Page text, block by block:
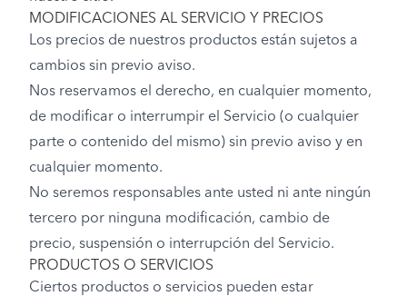
MODIFICACIONES AL SERVICIO Y PRECIOS
Los precios de nuestros productos están sujetos a
cambios sin previo aviso.
Nos reservamos el derecho, en cualquier momento,
de modificar o interrumpir el Servicio (o cualquier
parte o contenido del mismo) sin previo aviso y en
cualquier momento.
No seremos responsables ante usted ni ante ningún
tercero por ninguna modificación, cambio de
precio, suspensión o interrupción del Servicio.
PRODUCTOS O SERVICIOS
Ciertos productos o servicios pueden estar